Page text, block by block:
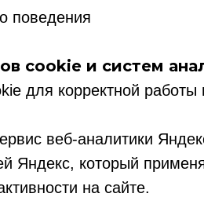
поведения
cookie и систем
для корректной работы
веб-аналитики
Яндекс, который
на сайте.